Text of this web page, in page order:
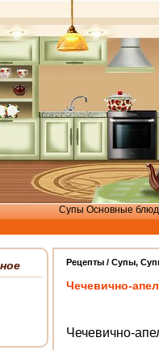
Супы Основные
Рецепты / Cупы,
Чечевично-
Чечевично-